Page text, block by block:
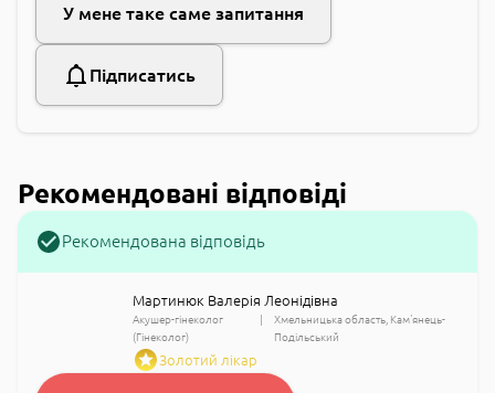
У мене таке саме запитання
Підписатись
Рекомендовані відповіді
Рекомендована відповідь
Мартинюк Валерія Леонідівна
Акушер-гінеколог
(Гінеколог)
Хмельницька область Кам'янець-
Подільський
Золотий лікар